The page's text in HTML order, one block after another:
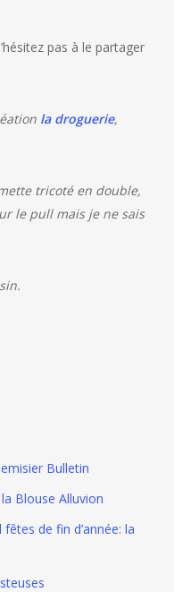
pas à le partager
la droguerie,
tricoté en double,
le pull mais je ne sais
Bulletin
Blouse Alluvion
de fin d’année: la